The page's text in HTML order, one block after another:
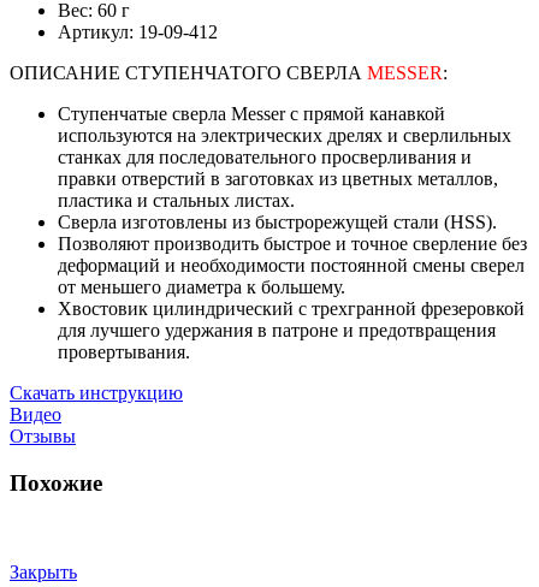
Вес: 60 г
Артикул: 19-09-412
ОПИСАНИЕ СТУПЕНЧАТОГО СВЕРЛА MESSER:
Ступенчатые сверла Messer с прямой канавкой
используются на электрических дрелях и сверлильных
станках для последовательного просверливания и
правки отверстий в заготовках из цветных металлов,
пластика и стальных листах.
Сверла изготовлены из быстрорежущей стали (HSS).
Позволяют производить быстрое и точное сверление без
деформаций и необходимости постоянной смены сверел
от меньшего диаметра к большему.
Хвостовик цилиндрический с трехгранной фрезеровкой
для лучшего удержания в патроне и предотвращения
провертывания.
Скачать инструкцию
Видео
Отзывы
Похожие
Закрыть